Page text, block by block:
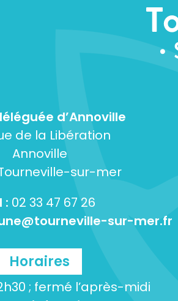
d’Annoville
de la Libération
Annoville
sur-mer
: 02 33 47 67 26
sur-mer.fr
Horaires
; fermé l’après-midi